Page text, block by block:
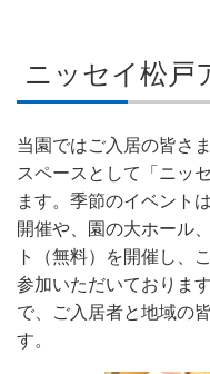
ニッセイ松戸
当園ではご入居の皆さ
スペースとして「ニッ
ます。季節のイベント
開催や、園の大ホール
ト（無料）を開催し、
参加いただいておりま
で、ご入居者と地域の
す。